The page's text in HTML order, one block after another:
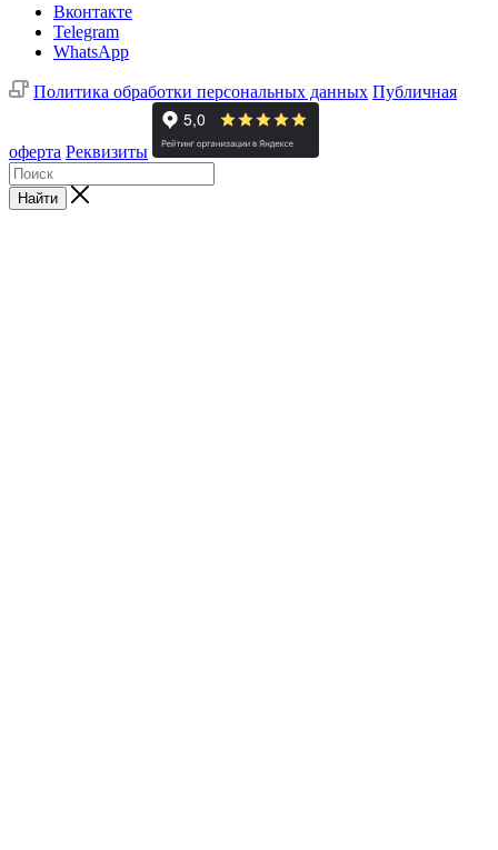
Вконтакте
Telegram
WhatsApp
Политика обработки персональных данных Публичная
оферта Реквизиты
Найти